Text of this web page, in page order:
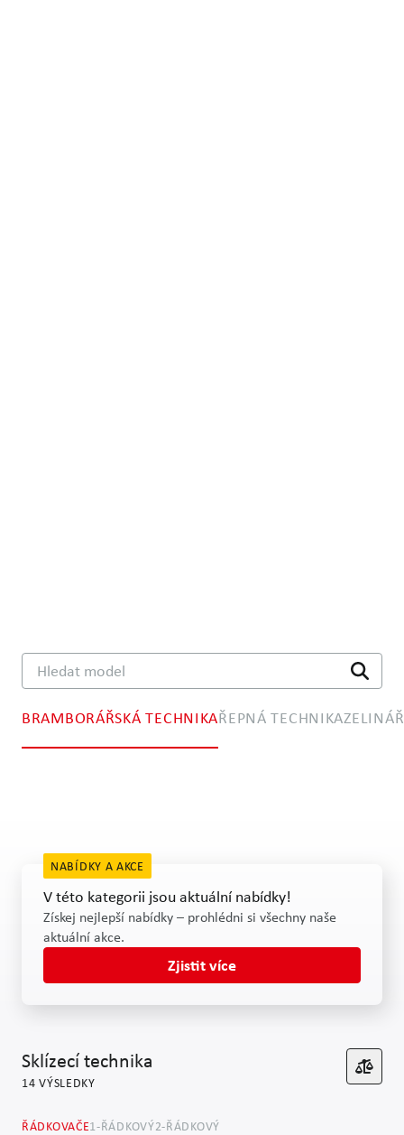
BRAMBORÁŘSKÁ TECHNIKAŘEPNÁ TECHNIKA
Hledat model
Technika pro separování
NABÍDKY A AKCE
V této kategorii jsou aktuální nabídky!
Získej nejlepší nabídky – prohlédni si všechny naše
aktuální akce.
Zjistit více
Sklízecí technika
14 VÝSLEDKY
ŘÁDKOVAČE1-ŘÁDKOVÝ2-ŘÁDKOVÝ